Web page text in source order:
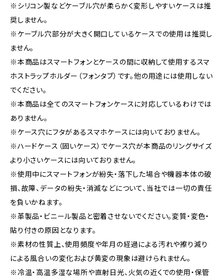
※シリコン製などケーブル穴が柔らかく変形しやすいケースは推
奨しません。
※ケーブル穴部分が大きく開口しているケースでの使用は推奨し
ません。
※本商品はスマートフォンとケースの間に収納して使用するスマ
ホストラップホルダー（フォンタブ）です。他の用途には使用しない
でください。
※本商品は全てのスマートフォンケースに対応しているわけでは
ありません。
※ケース穴にフタがあるスマホケースには向いておりません。
※ハードケース（固いケース）でケース穴が本商品のリングサイズ
より小さいケースには向いておりません。
※使用中にスマートフォンが紛失・落下した場合や機器本体の破
損、故障、データの紛失・消滅などについて、当社では一切の責任
を負いかねます。
※革製品・ビニール製品と密着させないでください。変質・変色・
貼り付きの原因となります。
※素材の性質上、使用頻度や年月の経過による汚れや擦り減り
による風合いの変化および黄変の現象は避けられません。
※冷温・高温多湿な場所や直射日光、火気の近くでの使用・保管